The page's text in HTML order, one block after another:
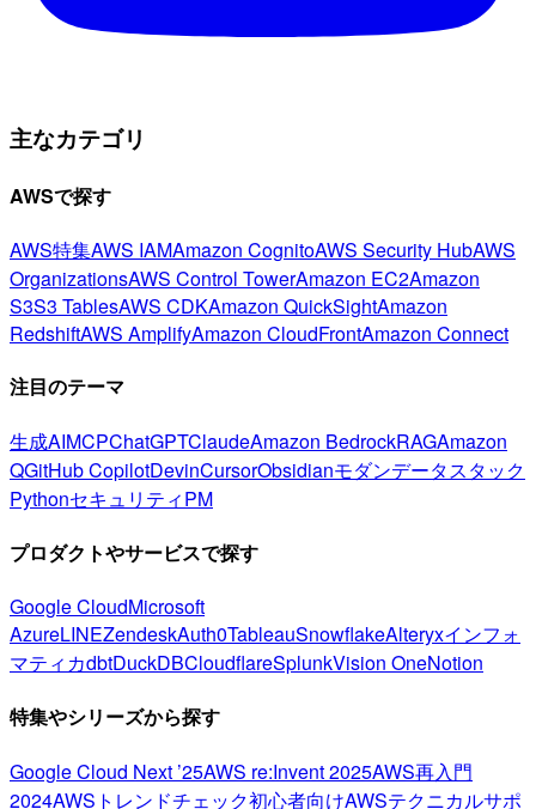
主なカテゴリ
AWSで探す
AWS特集AWS IAMAmazon CognitoAWS Security HubAWS
OrganizationsAWS Control TowerAmazon EC2Amazon
S3S3 TablesAWS CDKAmazon QuickSightAmazon
RedshiftAWS AmplifyAmazon CloudFrontAmazon Connect
注目のテーマ
生成AIMCPChatGPTClaudeAmazon BedrockRAGAmazon
QGitHub CopilotDevinCursorObsidianモダンデータスタック
PythonセキュリティPM
プロダクトやサービスで探す
Google CloudMicrosoft
AzureLINEZendeskAuth0TableauSnowflakeAlteryxインフォ
マティカdbtDuckDBCloudflareSplunkVision OneNotion
特集やシリーズから探す
Google Cloud Next ’25AWS re:Invent 2025AWS再入門
2024AWSトレンドチェック初心者向けAWSテクニカルサポ